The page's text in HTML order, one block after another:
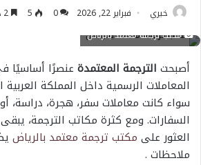
خيري فبراير 22, 2026 0
5
مكتب ترجمة معتمد بالرياض
أصبحت الترجمة المعتمدة عنصرًا أساسيًا
المعاملات الرسمية داخل المملكة
سواء كانت معاملات سفر، هجرة، دراسة،
السفارات. ومع كثرة مكاتب الترجمة،
العثور على مكتب ترجمة معتمد بالرياض
ملاحظات .